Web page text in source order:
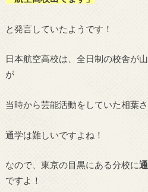
と発言していたようです！
日本航空高校は、全日制の校舎が
が
当時から芸能活動をしていた相葉
通学は難しいですよね！
なので、東京の目黒にある分校に
ですよ！